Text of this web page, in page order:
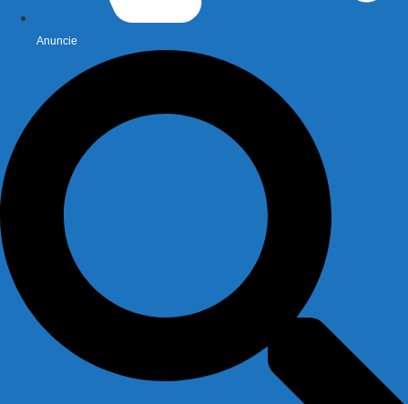
Anuncie